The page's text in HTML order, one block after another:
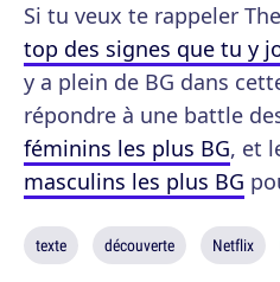
Si tu veux te rappeler
top des signes que tu y
y a plein de BG dans
répondre à une battle
féminins les plus BG, et
masculins les plus BG
texte découverte Netflix